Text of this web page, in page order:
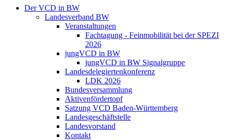
Der VCD in BW
Landesverband BW
Veranstaltungen
Fachtagung - Feinmobilität bei der SPEZI
2026
jungVCD in BW
jungVCD in BW Signalgruppe
Landesdelegiertenkonferenz
LDK 2026
Bundesversammlung
Aktivenfördertopf
Satzung VCD Baden-Württemberg
Landesgeschäftstelle
Landesvorstand
Kontakt